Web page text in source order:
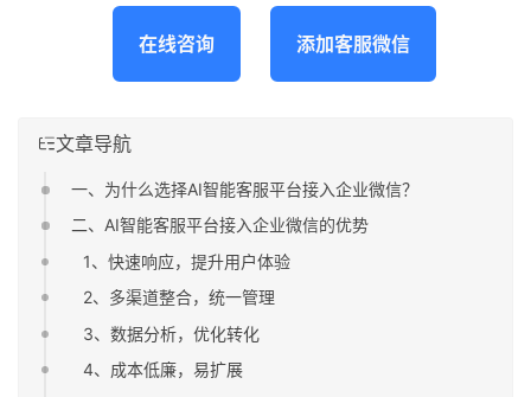
在线咨询 添加客服微信
文章导航
一、为什么选择AI智能客服平台接入企业微信？
二、AI智能客服平台接入企业微信的优势
1、快速响应，提升用户体验
2、多渠道整合，统一管理
3、数据分析，优化转化
4、成本低廉，易扩展